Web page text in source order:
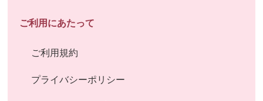
ご利用にあたって
ご利用規約
プライバシーポリシー